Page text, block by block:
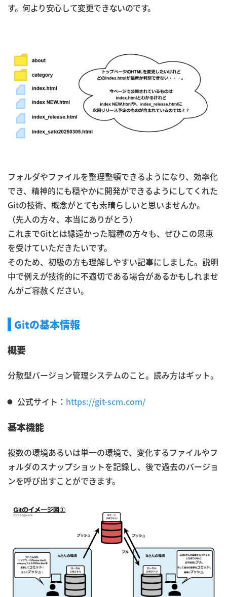
す。何より安心して変更できないのです。
フォルダやファイルを整理整頓できるようになり、効率化
でき、精神的にも穏やかに開発ができるようにしてくれた
Gitの技術、概念がとても素晴らしいと思いませんか。
（先人の方々、本当にありがとう）
これまでGitとは縁遠かった職種の方々も、ぜひこの恩恵
を受けていただきたいです。
そのため、初級の方も理解しやすい記事にしました。説明
中で例えが技術的に不適切である場合があるかもしれませ
んがご容赦ください。
Gitの基本情報
概要
分散型バージョン管理システムのこと。読み方はギット。
公式サイト： https://git-scm.com/
基本機能
複数の環境あるいは単一の環境で、変化するファイルやフ
ォルダのスナップショットを記録し、後で過去のバージョ
ンを呼び出すことができます。